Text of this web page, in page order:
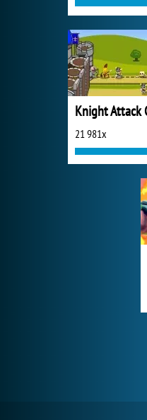
21 981x